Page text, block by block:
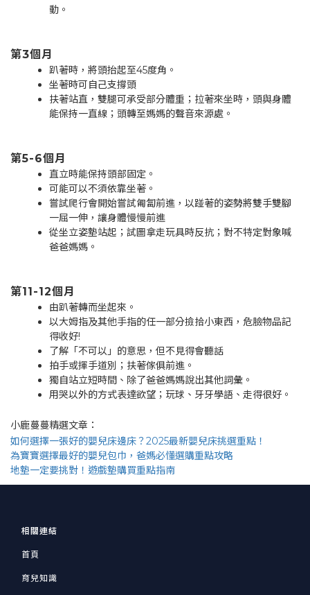
動。
第3個月
趴著時，將頭抬起至45度角。
坐著時可自己支撐頭
扶著站直，雙腿可承受部分體重；拉著來坐時，頭與身體
能保持一直線；頭轉至媽媽的聲音來源處。
第5-6個月
直立時能保持頭部固定。
可能可以不須依靠坐著。
嘗試爬行會開始嘗試匍匐前進，以踫著的姿勢將雙手雙腳
一屈一伸，讓身體慢慢前進
從坐立姿墊站起；試圖拿走玩具時反抗；對不特定對象喊
爸爸媽媽。
第11-12個月
由趴著轉而坐起來。
以大姆指及其他手指的任一部分撿拾小東西，危臉物品記
得收好!
了解「不可以」的意思，但不見得會聽話
拍手或揮手道別；扶著傢俱前進。
獨自站立短時間、除了爸爸媽媽說出其他詞彙。
用哭以外的方式表達欲望；玩球、牙牙學語、走得很好。
小鹿蔓蔓精選文章：
如何選擇一張好的嬰兒床邊床？2025最新嬰兒床挑選重點！
為寶寶選擇最好的嬰兒包巾，爸媽必懂選購重點攻略
地墊一定要挑對！遊戲墊購買重點指南
相關連結
首頁
育兒知識